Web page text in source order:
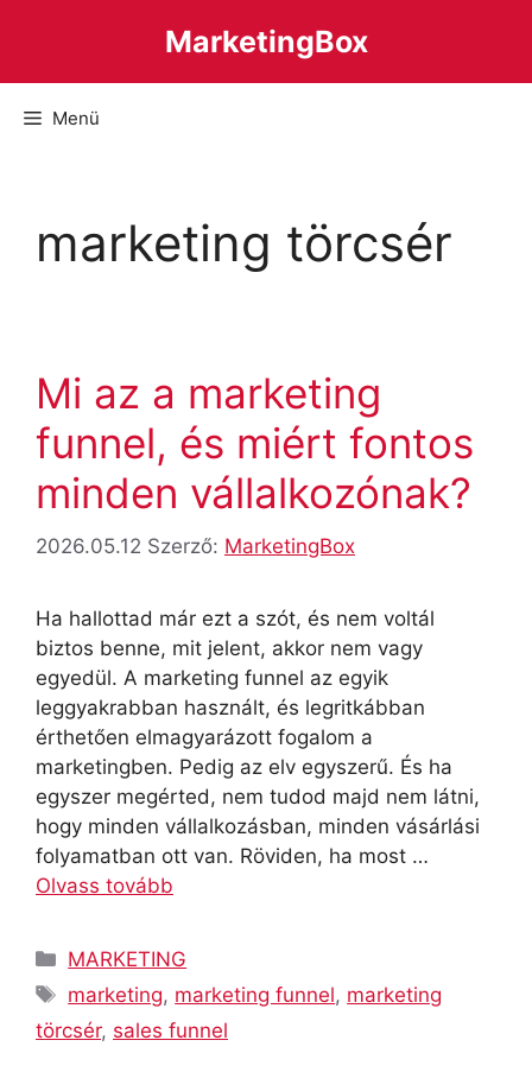
MarketingBox
Menü
marketing törcsér
Mi az a marketing
funnel, és miért fontos
minden vállalkozónak?
2026.05.12 Szerző: MarketingBox
Ha hallottad már ezt a szót, és nem voltál
biztos benne, mit jelent, akkor nem vagy
egyedül. A marketing funnel az egyik
leggyakrabban használt, és legritkábban
érthetően elmagyarázott fogalom a
marketingben. Pedig az elv egyszerű. És ha
egyszer megérted, nem tudod majd nem látni,
hogy minden vállalkozásban, minden vásárlási
folyamatban ott van. Röviden, ha most …
Olvass tovább
Kategória
MARKETING
Címkék
marketing, marketing funnel, marketing
törcsér, sales funnel